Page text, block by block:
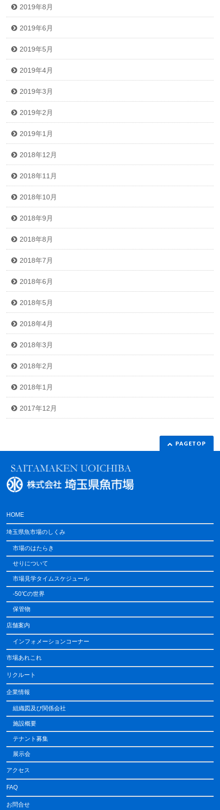
2019年8月
2019年6月
2019年5月
2019年4月
2019年3月
2019年2月
2019年1月
2018年12月
2018年11月
2018年10月
2018年9月
2018年8月
2018年7月
2018年6月
2018年5月
2018年4月
2018年3月
2018年2月
2018年1月
2017年12月
PAGETOP
HOME
埼玉県魚市場のしくみ
市場のはたらき
せりについて
市場見学タイムスケジュール
-50℃の世界
保管物
店舗案内
インフォメーションコーナー
市場あれこれ
リクルート
企業情報
組織図及び関係会社
施設概要
テナント募集
展示会
アクセス
FAQ
お問合せ